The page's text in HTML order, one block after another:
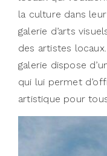
la culture dans
galerie d’arts
des artistes
galerie dispose
qui lui permet
artistique pour